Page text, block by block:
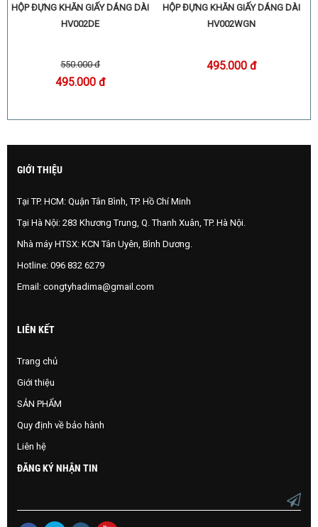
HỘP ĐỰNG KHĂN GIẤY DÁNG DÀI
HV002DE
550.000 đ
495.000 đ
HỘP ĐỰNG KHĂN GIẤY DÁNG DÀI
HV002WGN
495.000 đ
GIỚI THIỆU
Tại TP. HCM: Quận Tân Bình, TP. Hồ Chí Minh
Tại Hà Nội: 283 Khương Trung, Q. Thanh Xuân, TP. Hà Nội.
Nhà máy HTSX: KCN Tân Uyên, Bình Dương.
Hotline: 096 832 6279
Email:congtyhadima@gmail.com
LIÊN KẾT
Trang chủ
Giới thiệu
SẢN PHẨM
Quy định về bảo hành
Liên hệ
ĐĂNG KÝ NHẬN TIN